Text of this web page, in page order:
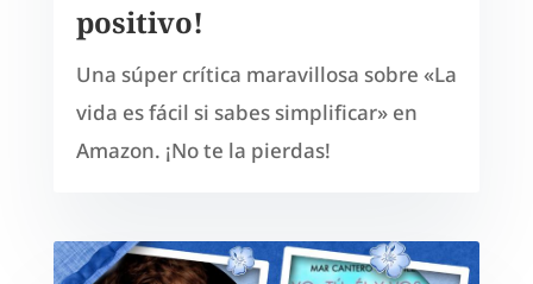
positivo!
Una súper crítica maravillosa sobre «La
vida es fácil si sabes simplificar» en
Amazon. ¡No te la pierdas!